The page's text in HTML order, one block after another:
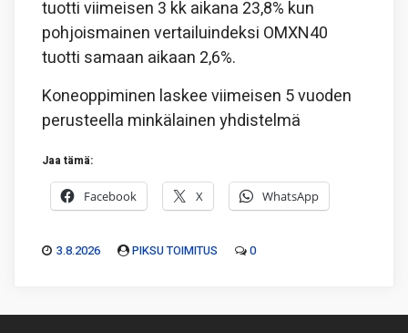
tuotti viimeisen 3 kk aikana 23,8% kun
pohjoismainen vertailuindeksi OMXN40
tuotti samaan aikaan 2,6%.
Koneoppiminen laskee viimeisen 5 vuoden
perusteella minkälainen yhdistelmä
Jaa tämä:
Facebook X WhatsApp
3.8.2026 PIKSU TOIMITUS 0